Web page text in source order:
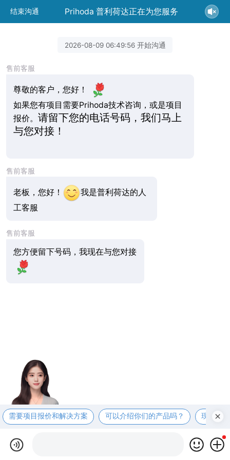
结束沟通 Prihoda 普利荷达正在为您服务
2026-08-09 06:49:56 开始沟通
售前客服
尊敬的客户，您好！
如果您有项目需要Prihoda技术咨询，或是项目
报价。 请留下您的电话号码，我们马上
与您对接！
售前客服
老板，您好！
我是普利荷达的人
工客服
售前客服
您方便留下号码，我现在与您对接
需要项目报价和解决方案 可以介绍你们的产品吗？ 现在有